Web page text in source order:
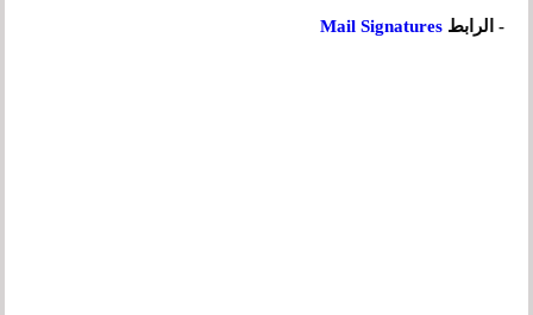
- الرابطMail Signatures